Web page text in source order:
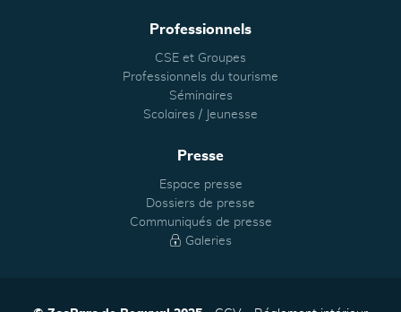
Professionnels
CSE et Groupes
Professionnels du tourisme
Séminaires
Scolaires / Jeunesse
Presse
Espace presse
Dossiers de presse
Communiqués de presse
Galeries